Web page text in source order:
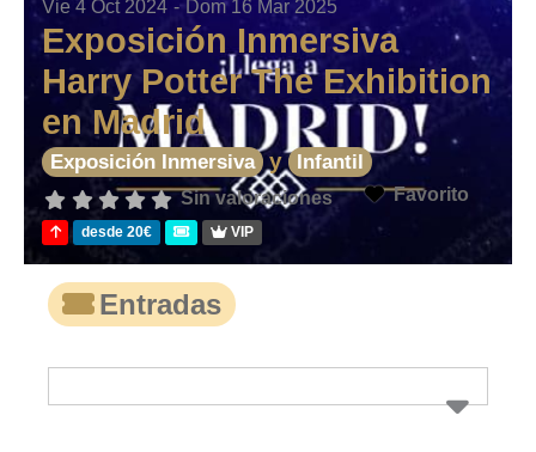
Vie 4 Oct 2024 - Dom 16 Mar 2025
Exposición Inmersiva
Harry Potter The Exhibition
en Madrid
Exposición Inmersiva y Infantil
Sin valoraciones Favorito
desde 20€ VIP
Entradas